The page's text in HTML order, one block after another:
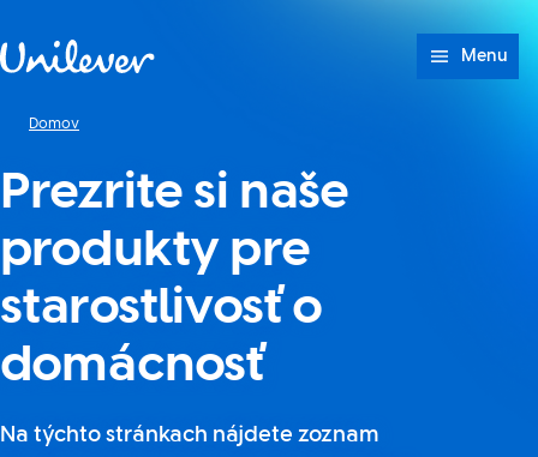
Menu
Domov
Prezrite si naše
produkty pre
starostlivosť o
domácnosť
Na týchto stránkach nájdete zoznam